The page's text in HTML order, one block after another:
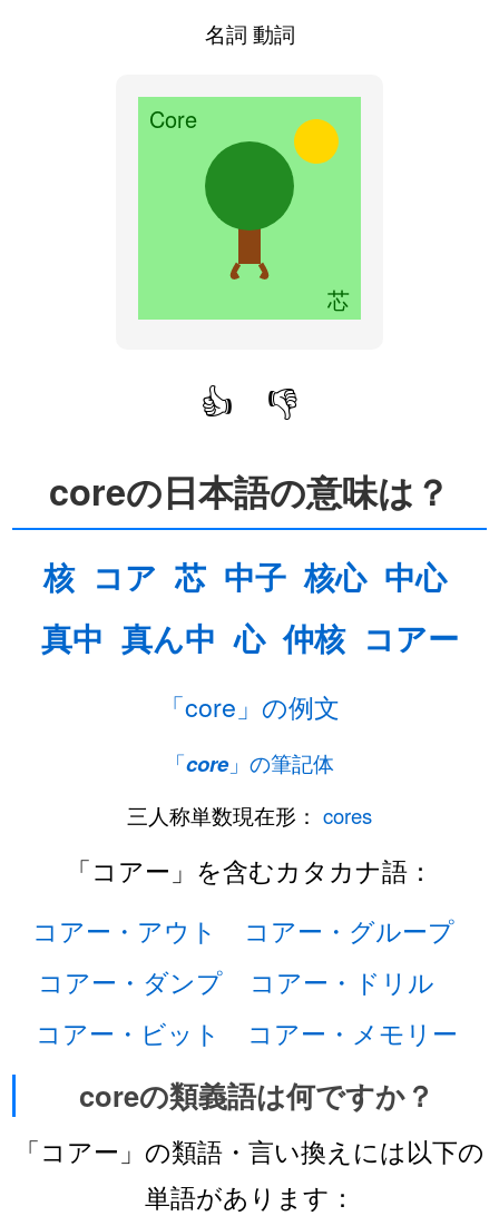
名詞 動詞
芯
Core
👍 👎
coreの日本語の意味は？
核 コア 芯 中子 核心 中心
真中 真ん中 心 仲核 コアー
「core」の例文
「core」の筆記体
三人称単数現在形： cores
「コアー」を含むカタカナ語：
コアー・アウト
コアー・グループ
コアー・ダンプ
コアー・ドリル
コアー・ビット
コアー・メモリー
coreの類義語は何ですか？
「コアー」の類語・言い換えには以下の
単語があります：